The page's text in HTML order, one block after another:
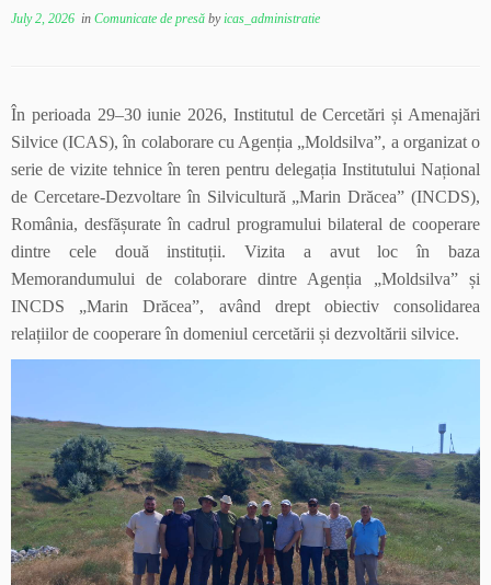
July 2, 2026 in Comunicate de presă byicas_administratie
În perioada 29–30 iunie 2026, Institutul de Cercetări și Amenajări
Silvice (ICAS), în colaborare cu Agenția „Moldsilva”, a organizat o
serie de vizite tehnice în teren pentru delegația Institutului Național
de Cercetare-Dezvoltare în Silvicultură „Marin Drăcea” (INCDS),
România, desfășurate în cadrul programului bilateral de cooperare
dintre cele două instituții. Vizita a avut loc în baza
Memorandumului de colaborare dintre Agenția „Moldsilva” și
INCDS „Marin Drăcea”, având drept obiectiv consolidarea
relațiilor de cooperare în domeniul cercetării și dezvoltării silvice.